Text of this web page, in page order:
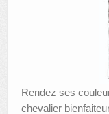
Rendez ses
chevalier